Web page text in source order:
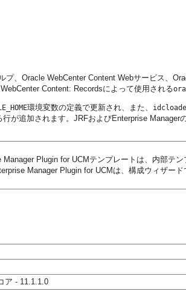
、Oracle WebCenter Content Webサービス、
Content: Recordsによって使用される
環境変数の定義で更新され、また、
行が追加されます。JRFおよびEnterprise Manager
Plugin for UCMテンプレートは、内部テ
Manager Plugin for UCMは、構成ウィザー
ア - 11.1.1.0